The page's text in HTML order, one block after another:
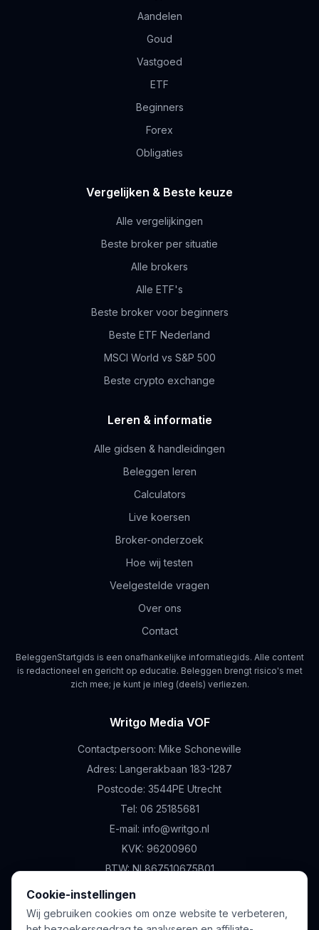
Aandelen
Goud
Vastgoed
ETF
Beginners
Forex
Obligaties
Vergelijken & Beste keuze
Alle vergelijkingen
Beste broker per situatie
Alle brokers
Alle ETF's
Beste broker voor beginners
Beste ETF Nederland
MSCI World vs S&P 500
Beste crypto exchange
Leren & informatie
Alle gidsen & handleidingen
Beleggen leren
Calculators
Live koersen
Broker-onderzoek
Hoe wij testen
Veelgestelde vragen
Over ons
Contact
BeleggenStartgids is een onafhankelijke informatiegids. Alle content
is redactioneel en gericht op educatie. Beleggen brengt risico's met
zich mee; je kunt je inleg (deels) verliezen.
Writgo Media VOF
Contactpersoon: Mike Schonewille
Adres: Langerakbaan 183-1287
Postcode: 3544PE Utrecht
Tel: 06 25185681
E-mail: info@writgo.nl
KVK: 96200960
BTW: NL867510675B01
DisclaimerAffiliate DisclaimerPrivacybeleidVoorwaardenCookiebeleid
Cookie-instellingen
Wij gebruiken cookies om onze website te verbeteren,